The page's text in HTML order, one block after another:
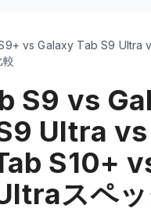
vs Galaxy Tab S9 Ultra
S9 vs
Ultra
S10+
スペ